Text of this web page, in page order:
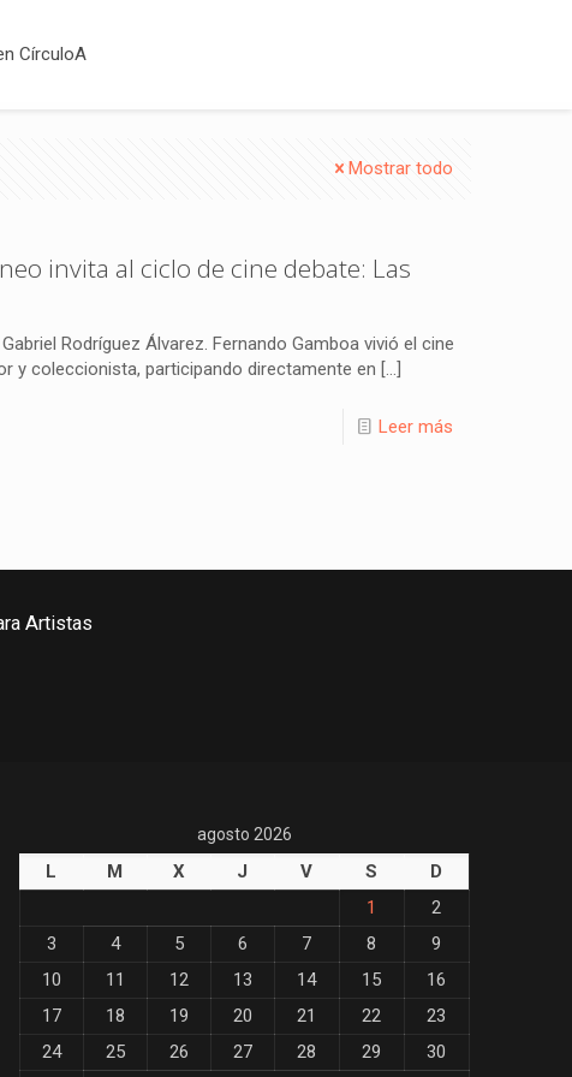
CírculoA
Mostrar todo
invita al ciclo de cine debate: Las
Rodríguez Álvarez. Fernando Gamboa vivió el cine
y coleccionista, participando directamente en […]
Leer más
Artistas
agosto 2026
L M X J V S
D
1
2
3
4 5 6 7 8
9
10
11 12 13 14 15
16
17
18 19 20 21 22
23
24
25 26 27 28 29
30